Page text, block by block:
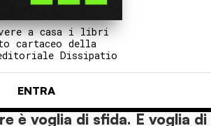
a casa i libri
cartaceo della
Dissipatio
ENTRA
è voglia di sfida. E voglia